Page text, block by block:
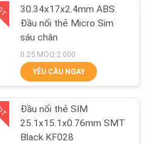
34
30.34x17x2.4mm ABS
Đầu nối thẻ Micro Sim
sáu chân
0.25 MOQ:2.000
YÊU CẦU NGAY
Đầu nối thẻ SIM
25.1x15.1x0.76mm SMT
Black KF028